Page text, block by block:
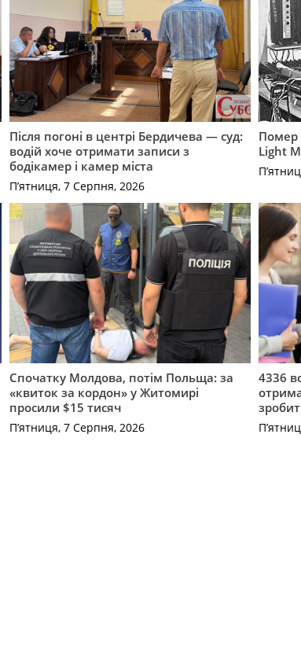
Після погоні в центрі Бердичева — суд:
водій хоче отримати записи з
бодікамер і камер міста
П’ятниця, 7 Серпня, 2026
Помер
Light
Спочатку Молдова, потім Польща: за
«квиток за кордон» у Житомирі
просили $15 тисяч
П’ятниця, 7 Серпня, 2026
4336